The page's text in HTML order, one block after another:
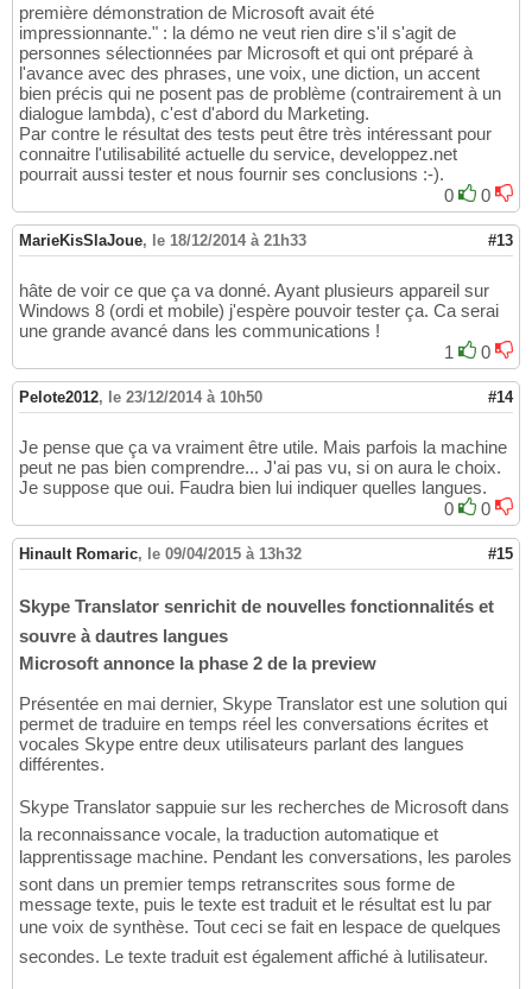
première démonstration de Microsoft avait été
impressionnante." : la démo ne veut rien dire s'il s'agit de
personnes sélectionnées par Microsoft et qui ont préparé à
l'avance avec des phrases, une voix, une diction, un accent
bien précis qui ne posent pas de problème (contrairement à un
dialogue lambda), c'est d'abord du Marketing.
Par contre le résultat des tests peut être très intéressant pour
connaitre l'utilisabilité actuelle du service, developpez.net
pourrait aussi tester et nous fournir ses conclusions :-).
0
0
MarieKisSlaJoue, le 18/12/2014 à 21h33 #13
hâte de voir ce que ça va donné. Ayant plusieurs appareil sur
Windows 8 (ordi et mobile) j'espère pouvoir tester ça. Ca serai
une grande avancé dans les communications !
1
0
Pelote2012, le 23/12/2014 à 10h50 #14
Je pense que ça va vraiment être utile. Mais parfois la machine
peut ne pas bien comprendre... J'ai pas vu, si on aura le choix.
Je suppose que oui. Faudra bien lui indiquer quelles langues.
0
0
Hinault Romaric, le 09/04/2015 à 13h32 #15
Skype Translator senrichit de nouvelles fonctionnalités et
souvre à dautres langues
Microsoft annonce la phase 2 de la preview
Présentée en mai dernier, Skype Translator est une solution qui
permet de traduire en temps réel les conversations écrites et
vocales Skype entre deux utilisateurs parlant des langues
différentes.
Skype Translator sappuie sur les recherches de Microsoft dans
la reconnaissance vocale, la traduction automatique et
lapprentissage machine. Pendant les conversations, les paroles
sont dans un premier temps retranscrites sous forme de
message texte, puis le texte est traduit et le résultat est lu par
une voix de synthèse. Tout ceci se fait en lespace de quelques
secondes. Le texte traduit est également affiché à lutilisateur.